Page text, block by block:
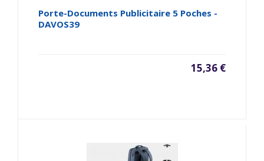
Porte-Documents Publicitaire 5 Poches -
DAVOS39
15,36 €